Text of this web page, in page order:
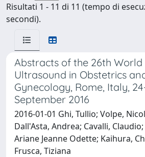
Risultati 1 - 11 di 11 (tempo di
secondi).
Abstracts of the 26th World
Ultrasound in Obstetrics
Gynecology, Rome, Italy,
September 2016
2016-01-01 Ghi, Tullio; Volpe,
Dall'Asta, Andrea; Cavalli,
Ariane Jeanne Odette; Kaihura,
Frusca, Tiziana